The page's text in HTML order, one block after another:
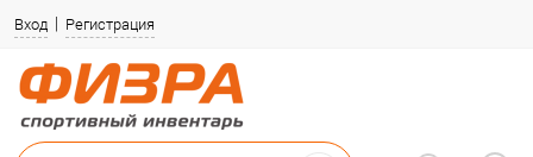
Вход Регистрация